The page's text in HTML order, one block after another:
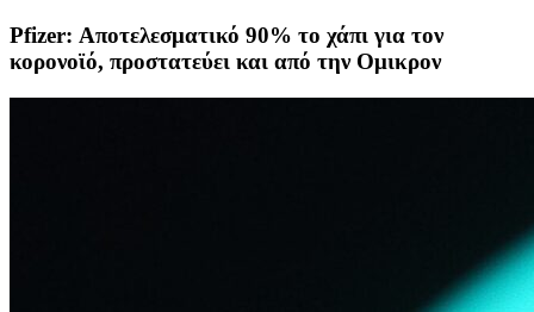
Pfizer: Αποτελεσματικό 90% το χάπι για τον
κορονοϊό, προστατεύει και από την Ομικρον